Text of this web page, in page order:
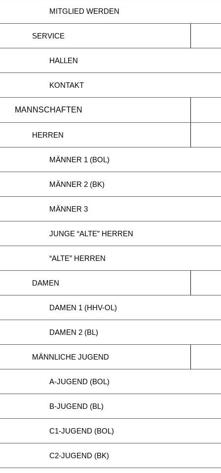
MITGLIED WERDEN
SERVICE
HALLEN
KONTAKT
MANNSCHAFTEN
HERREN
MÄNNER 1 (BOL)
MÄNNER 2 (BK)
MÄNNER 3
JUNGE “ALTE” HERREN
“ALTE” HERREN
DAMEN
DAMEN 1 (HHV-OL)
DAMEN 2 (BL)
MÄNNLICHE JUGEND
A-JUGEND (BOL)
B-JUGEND (BL)
C1-JUGEND (BOL)
C2-JUGEND (BK)